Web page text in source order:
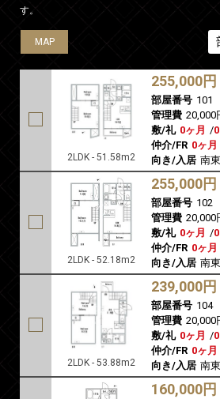
す。
MAP
2LDK - 51.58m2
255,000円
部屋番号 101
管理費 20,000
敷/礼 0ヶ月 /
仲介/FR 0ヶ月
向き/入居 南
MAP
2LDK - 52.18m2
255,000円
部屋番号 102
管理費 20,000
敷/礼 0ヶ月 /
仲介/FR 0ヶ月
向き/入居 南
MAP
2LDK - 53.88m2
239,000円
部屋番号 104
管理費 20,000
敷/礼 0ヶ月 /
仲介/FR 0ヶ月
向き/入居 南
MAP
160,000円
MAP